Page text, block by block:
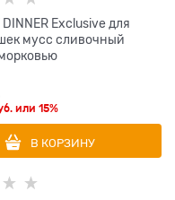
DINNER Exclusive для
мусс сливочный
или15%
В КОРЗИНУ